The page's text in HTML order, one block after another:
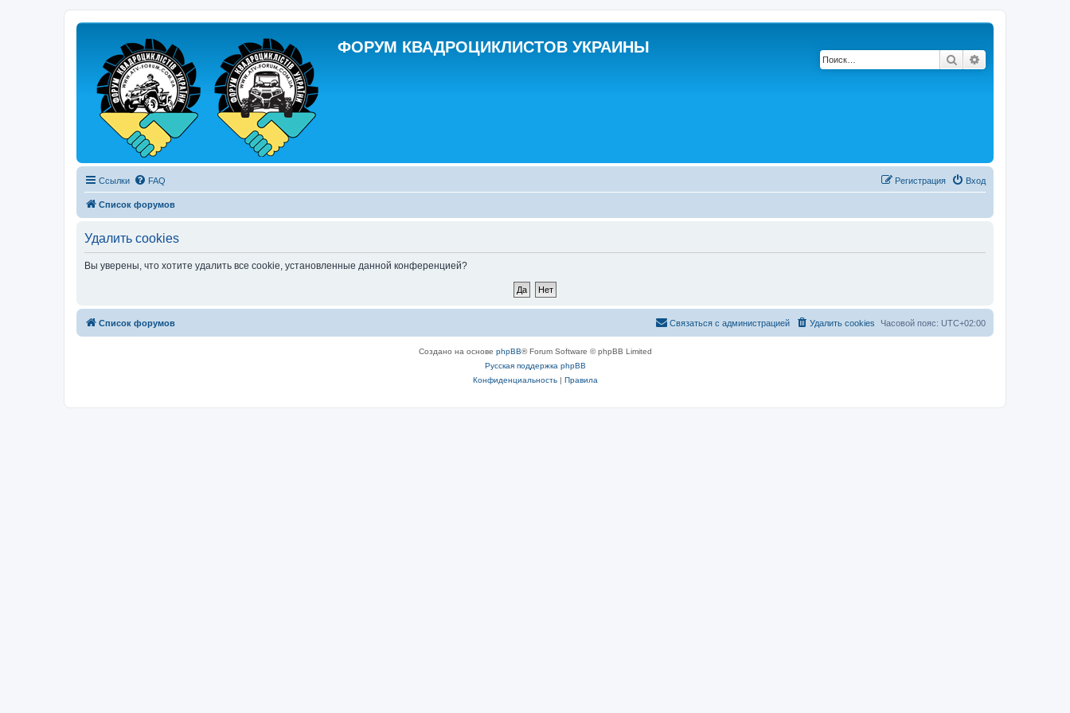
ФОРУМ КВАДРОЦИКЛИСТОВ УКРАИНЫ
Поиск
Ссылки FAQ Вход
Регистрация
Список форумов
Удалить cookies
Вы уверены, что хотите удалить все cookie, установленные данной конференцией?
Список форумов Часовой пояс: UTC+02:00
Удалить cookies
Связаться с администрацией
Создано на основе phpBB® Forum Software © phpBB Limited
Русская поддержка phpBB
Конфиденциальность| Правила